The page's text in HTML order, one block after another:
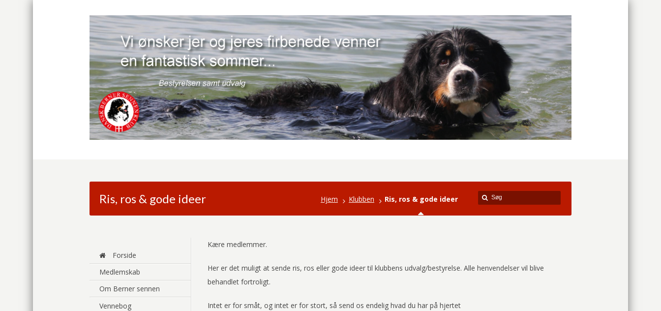
Ris, ros & gode ideer Hjem Klubben Ris, ros & gode ideer
Forside
Medlemskab
Om Berner sennen
Vennebog
Kære medlemmer.
Her er det muligt at sende ris, ros eller gode ideer til klubbens udvalg/bestyrelse. Alle henvendelser vil blive
behandlet fortroligt.
Intet er for småt, og intet er for stort, så send os endelig hvad du har på hjertet